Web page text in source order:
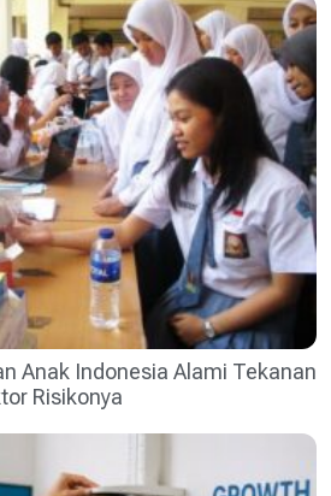
Anak Indonesia Alami Tekanan
Risikonya